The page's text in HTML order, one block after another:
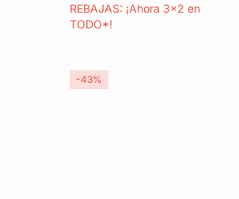
REBAJAS: ¡Ahora 3x2 en
TODO*!
-43%